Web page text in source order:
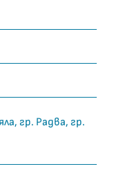
гр. Радва, гр.